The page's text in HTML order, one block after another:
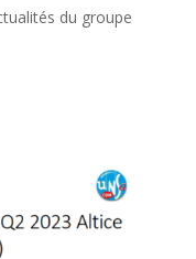
du groupe